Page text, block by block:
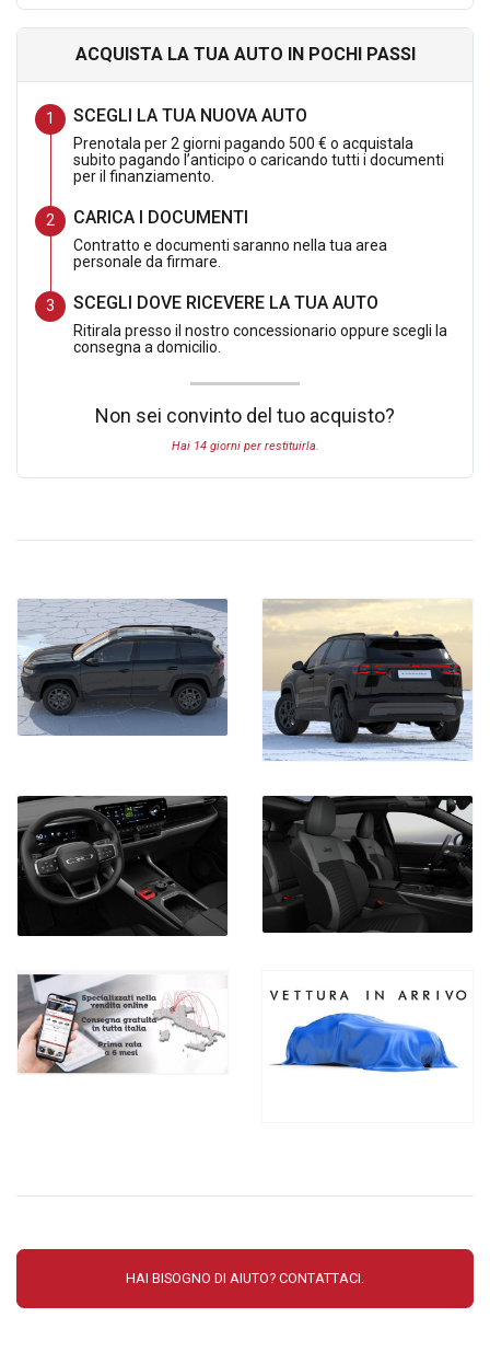
VERNICE
TETTO PANORAMICO
CONVENIENCE PACK ( telecamera 360°,sensori di
parcheggio laterali,Blind Spot Monitoring, active lane
change assist,wrong pedal prevention)
44.800,00 Euro
CON PROMO CARFORAUTO EASY & SAFE Euro 38.990,00
(offerta valida con sottoscrizione dei servizi finanziari e
assicurativi , escluso gli oneri finanziari)
FINANZIA LA TUA AUTO
POTRAI SCEGLIERE FRA NUMEROSE TIPOLOGIE DI
CONTATTA I NOSTRI CONSULENTI PER AVERE LA SOLUZIONE
ACQUISTA LA TUA AUTO IN POCHI PASSI
SCEGLI LA TUA NUOVA AUTO
Prenotala per 2 giorni pagando 500 € o acquistala
subito pagando l’anticipo o caricando tutti i documenti
per il finanziamento.
CARICA I DOCUMENTI
Contratto e documenti saranno nella tua area
personale da firmare.
SCEGLI DOVE RICEVERE LA TUA AUTO
Ritirala presso il nostro concessionario oppure scegli la
consegna a domicilio.
Non sei convinto del tuo acquisto?
Hai 14 giorni per restituirla.
HAI BISOGNO DI AIUTO? CONTATTACI.